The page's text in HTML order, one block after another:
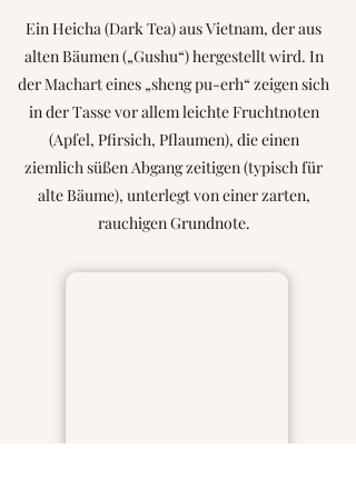
Ein Heicha (Dark Tea) aus Vietnam, der aus
alten Bäumen („Gushu“) hergestellt wird. In
der Machart eines „sheng pu-erh“ zeigen sich
in der Tasse vor allem leichte Fruchtnoten
(Apfel, Pfirsich, Pflaumen), die einen
ziemlich süßen Abgang zeitigen (typisch für
alte Bäume), unterlegt von einer zarten,
rauchigen Grundnote.